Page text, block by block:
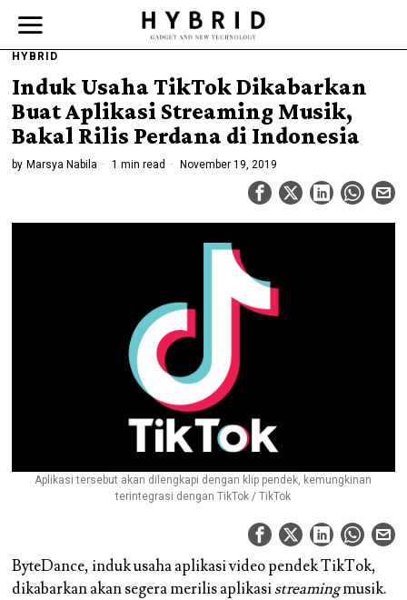
HYBRID
Induk Usaha TikTok Dikabarkan
Buat Aplikasi Streaming Musik,
Bakal Rilis Perdana di Indonesia
by Marsya Nabila 1 min read November 19, 2019
Aplikasi tersebut akan dilengkapi dengan klip pendek, kemungkinan
terintegrasi dengan TikTok / TikTok
ByteDance, induk usaha aplikasi video pendek TikTok,
dikabarkan akan segera merilis aplikasistreamingmusik.